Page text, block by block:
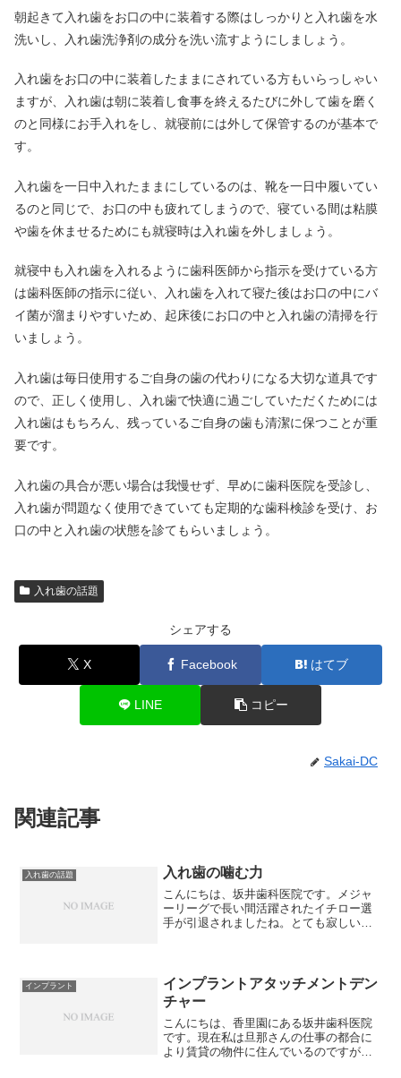
朝起きて入れ歯をお口の中に装着する際はしっかりと入れ歯を水
洗いし、入れ歯洗浄剤の成分を洗い流すようにしましょう。
入れ歯をお口の中に装着したままにされている方もいらっしゃい
ますが、入れ歯は朝に装着し食事を終えるたびに外して歯を磨く
のと同様にお手入れをし、就寝前には外して保管するのが基本で
す。
入れ歯を一日中入れたままにしているのは、靴を一日中履いてい
るのと同じで、お口の中も疲れてしまうので、寝ている間は粘膜
や歯を休ませるためにも就寝時は入れ歯を外しましょう。
就寝中も入れ歯を入れるように歯科医師から指示を受けている方
は歯科医師の指示に従い、入れ歯を入れて寝た後はお口の中にバ
イ菌が溜まりやすいため、起床後にお口の中と入れ歯の清掃を行
いましょう。
入れ歯は毎日使用するご自身の歯の代わりになる大切な道具です
ので、正しく使用し、入れ歯で快適に過ごしていただくためには
入れ歯はもちろん、残っているご自身の歯も清潔に保つことが重
要です。
入れ歯の具合が悪い場合は我慢せず、早めに歯科医院を受診し、
入れ歯が問題なく使用できていても定期的な歯科検診を受け、お
口の中と入れ歯の状態を診てもらいましょう。
入れ歯の話題
シェアする
X Facebook はてブ
LINE コピー
Sakai-DC
関連記事
入れ歯の話題 入れ歯の噛む力
こんにちは、坂井歯科医院です。メジャ
ーリーグで長い間活躍されたイチロー選
手が引退されましたね。とても寂しい思
磨くそうです！私はスポー...
インプラント
インプラントアタッチメントデン
チャー
こんにちは、香里園にある坂井歯科医院
です。現在私は旦那さんの仕事の都合に
より賃貸の物件に住んでいるのですが、